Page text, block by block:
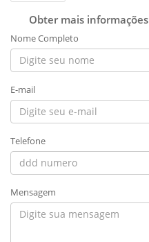
Obter mais informações
Nome Completo
E-mail
Telefone
Mensagem